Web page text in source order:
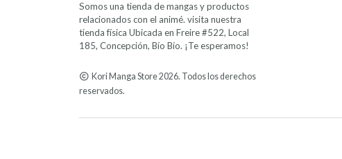
Somos una tienda de mangas y productos
relacionados con el animé. visita nuestra
tienda física Ubicada en Freire #522, Local
185, Concepción, Bío Bío. ¡Te esperamos!
Kori Manga Store 2026. Todos los derechos
reservados.